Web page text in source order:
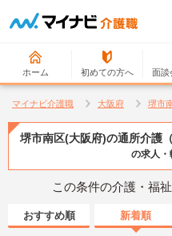
ホーム 初めての方へ 面談
マイナビ介護職 大阪府 堺市
堺市南区(大阪府)の通所介護
の求人・
この条件の介護・福
おすすめ順 新着順